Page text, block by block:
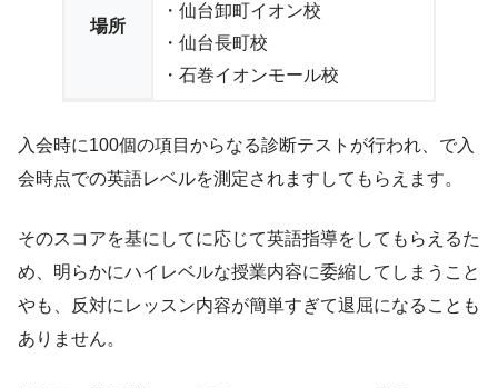
場所
・仙台卸町イオン校
・仙台長町校
・石巻イオンモール校
入会時に100個の項目からなる診断テストが行われ、で入
会時点での英語レベルを測定されますしてもらえます。
そのスコアを基にしてに応じて英語指導をしてもらえるた
め、明らかにハイレベルな授業内容に委縮してしまうこと
やも、反対にレッスン内容が簡単すぎて退屈になることも
ありません。